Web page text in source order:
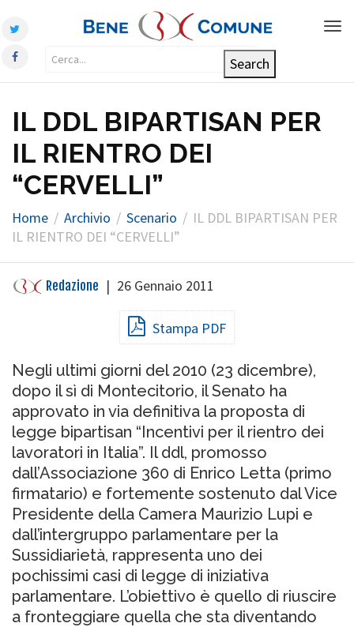
IL DDL BIPARTISAN PER
IL RIENTRO DEI
“CERVELLI”
Home Archivio Scenario
IL DDL BIPARTISAN PER
IL RIENTRO DEI “CERVELLI”
Redazione | 26 Gennaio 2011
Stampa PDF
Negli ultimi giorni del 2010 (23 dicembre),
dopo il sì di Montecitorio, il Senato ha
approvato in via definitiva la proposta di
legge bipartisan “Incentivi per il rientro dei
lavoratori in Italia”. Il ddl, promosso
dall’Associazione 360 di Enrico Letta (primo
firmatario) e fortemente sostenuto dal Vice
Presidente della Camera Maurizio Lupi e
dall’intergruppo parlamentare per la
Sussidiarietà, rappresenta uno dei
pochissimi casi di legge di iniziativa
parlamentare. L’obiettivo è quello di riuscire
a fronteggiare quella che sta diventando